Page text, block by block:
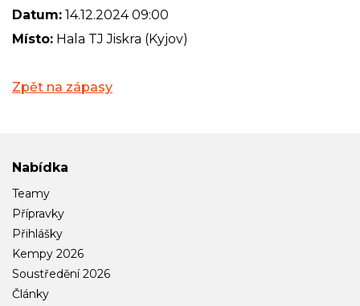
Datum: 14.12.2024 09:00
Místo: Hala TJ Jiskra (Kyjov)
Zpět na zápasy
Nabídka
Teamy
Přípravky
Přihlášky
Kempy 2026
Soustředění 2026
Články